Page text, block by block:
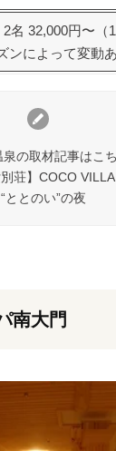
名 32,000円〜（
ンによって変動
の取材記事はこち
荘】COCO
ととのい”の夜
南大門